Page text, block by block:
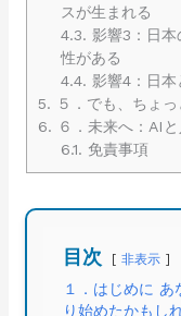
スが生まれる
4.3. 影響3：日
性がある
4.4. 影響4：日本
5. ５．でも、ちょ
6. ６．未来へ：AI
6.1. 免責事項
目次 非表示
１．はじめに
り始めたかもし